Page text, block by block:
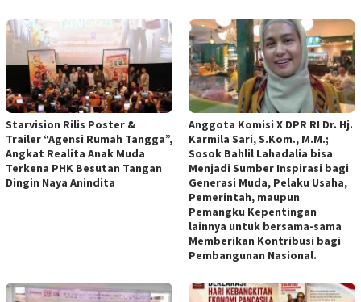
Starvision Rilis Poster &
Trailer “Agensi Rumah Tangga”,
Angkat Realita Anak Muda
Terkena PHK Besutan Tangan
Dingin Naya Anindita
Anggota Komisi X DPR RI Dr. Hj.
Karmila Sari, S.Kom., M.M.;
Sosok Bahlil Lahadalia bisa
Menjadi Sumber Inspirasi bagi
Generasi Muda, Pelaku Usaha,
Pemerintah, maupun
Pemangku Kepentingan
lainnya untuk bersama-sama
Memberikan Kontribusi bagi
Pembangunan Nasional.